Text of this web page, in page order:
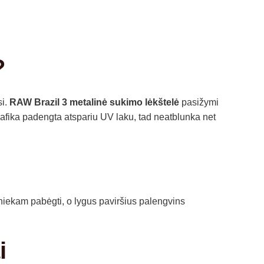
RAW Brazil 3 metalinė sukimo lėkštelė pasižymi
padengta atspariu UV laku, tad neatblunka net
pabėgti, o lygus paviršius palengvins